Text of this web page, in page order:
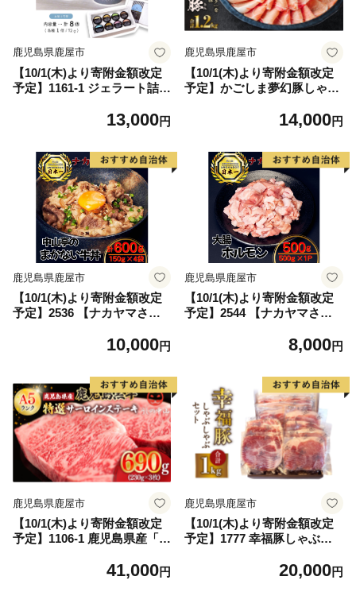
鹿児島県鹿屋市
【10/1(木)より寄附金額改定
予定】1161-1 ジェラート詰め
13,000円
鹿児島県鹿屋市
【10/1(木)より寄附金額改定
予定】かごしま夢幻豚しゃぶ
14,000円
鹿児島県鹿屋市
【10/1(木)より寄附金額改定
予定】2536 【ナカヤマさん
牛丼4人前 計600g（150g×4
10,000円
鹿児島県鹿屋市
【10/1(木)より寄附金額改定
予定】2544 【ナカヤマさん
ン（大腸）500g（500g×1
8,000円
鹿児島県鹿屋市
【10/1(木)より寄附金額改定
予定】1106-1 鹿児島県産「鹿
ロインステーキ690g（230g×
41,000円
鹿児島県鹿屋市
【10/1(木)より寄附金額改定
予定】1777 幸福豚しゃぶし
20,000円